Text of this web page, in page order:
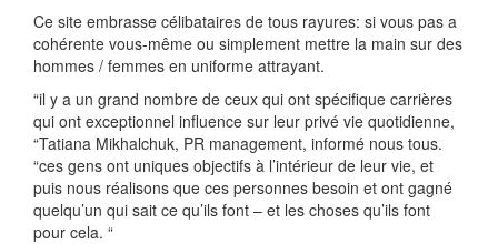
Ce site embrasse célibataires de tous rayures: si vous pas a
cohérente vous-même ou simplement mettre la main sur des
hommes / femmes en uniforme attrayant.
“il y a un grand nombre de ceux qui ont spécifique carrières
qui ont exceptionnel influence sur leur privé vie quotidienne,
“Tatiana Mikhalchuk, PR management, informé nous tous.
“ces gens ont uniques objectifs à l’intérieur de leur vie, et
puis nous réalisons que ces personnes besoin et ont gagné
quelqu’un qui sait ce qu’ils font – et les choses qu’ils font
pour cela. “